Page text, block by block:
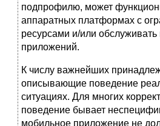
подпрофилю, может
аппаратных платформах с
ресурсами и/или
приложений.
К числу важнейших
описывающие поведение
ситуациях. Для многих
поведение бывает
мобильное приложение не